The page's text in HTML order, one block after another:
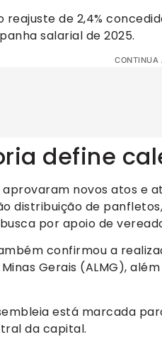
reajuste de 2,4%
salarial de 2025.
CONTINUA
define
novos atos e
distribuição de
por apoio de
confirmou a
Gerais (ALMG),
está marcada
da capital.